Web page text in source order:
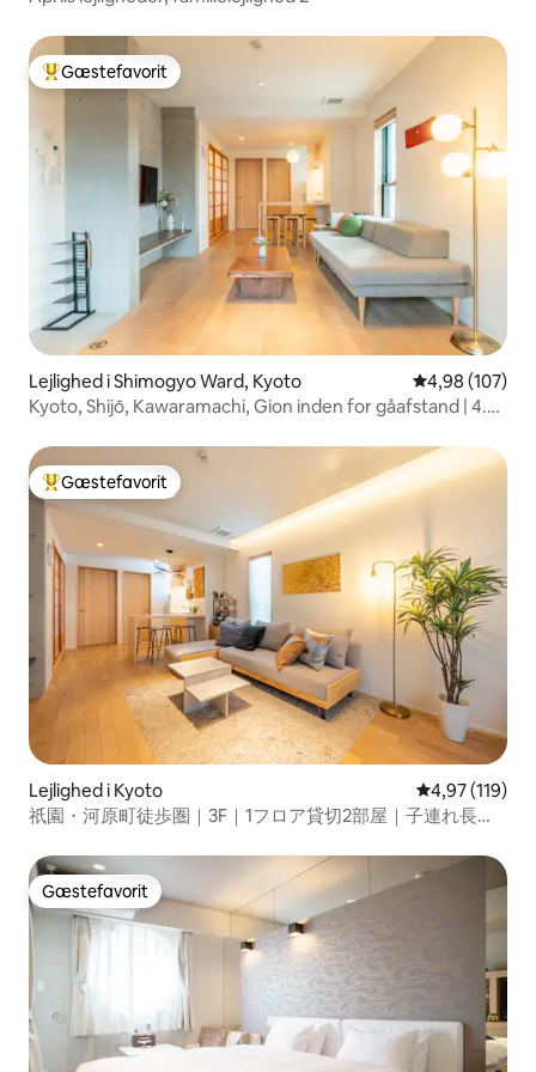
Bedste gæstefavorit
Gæstefavorit
Lejlighed i Shimogyo Ward, Kyoto 4,98 ud af 5 i
4,98 (107)
Kyoto, Shijō, Kawaramachi, Gion inden for gåafstand | 4.
Bagageopbevaring OK | Elevator
Bedste gæstefavorit
Gæstefavorit
Lejlighed i Kyoto 4,97 ud af 5 i
4,97 (119)
祇園・河原町徒歩圏｜3F｜1フロア貸切2部屋｜子連れ長期
Gæstefavorit
Gæstefavorit